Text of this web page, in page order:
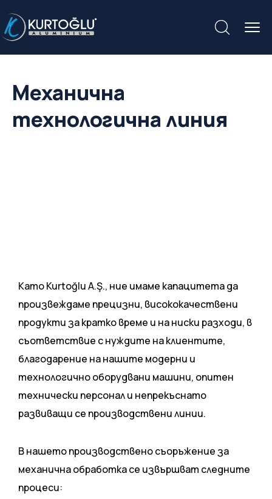
Механична
технологична линия
Като Kurtoğlu A.Ş., ние имаме капацитета да
произвеждаме прецизни, висококачествени
продукти за кратко време и на ниски разходи, в
съответствие с нуждите на клиентите,
благодарение на нашите модерни и
технологично оборудвани машини, опитен
технически персонал и непрекъснато
развиващи се производствени линии.
В нашето производствено съоръжение за
механична обработка се извършват следните
процеси: